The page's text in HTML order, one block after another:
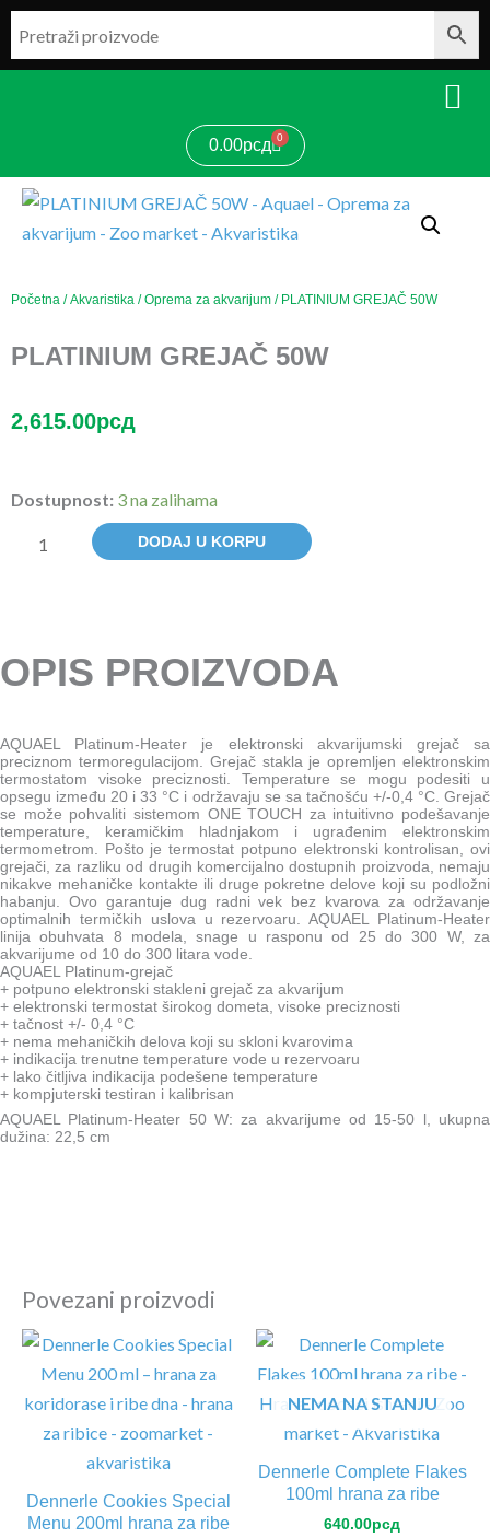
Pređi
sadržaj
0.00рсд 0
Cart
Početna /Akvaristika /Oprema za akvarijum / PLATINIUM GREJAČ 50W
PLATINIUM GREJAČ 50W
2,615.00рсд
Dostupnost: 3 na zalihama
GREJAČ
50W
DODAJ U KORPU
OPIS PROIZVODA
AQUAEL Platinum-Heater je elektronski akvarijumski grejač sa
preciznom termoregulacijom. Grejač stakla je opremljen elektronskim
termostatom visoke preciznosti. Temperature se mogu podesiti u
opsegu između 20 i 33 °C i održavaju se sa tačnošću +/-0,4 °C. Grejač
se može pohvaliti sistemom ONE TOUCH za intuitivno podešavanje
temperature, keramičkim hladnjakom i ugrađenim elektronskim
termometrom. Pošto je termostat potpuno elektronski kontrolisan, ovi
grejači, za razliku od drugih komercijalno dostupnih proizvoda, nemaju
nikakve mehaničke kontakte ili druge pokretne delove koji su podložni
habanju. Ovo garantuje dug radni vek bez kvarova za održavanje
optimalnih termičkih uslova u rezervoaru. AQUAEL Platinum-Heater
linija obuhvata 8 modela, snage u rasponu od 25 do 300 W, za
akvarijume od 10 do 300 litara vode.
AQUAEL Platinum-grejač
+ potpuno elektronski stakleni grejač za akvarijum
+ elektronski termostat širokog dometa, visoke preciznosti
+ tačnost +/- 0,4 °C
+ nema mehaničkih delova koji su skloni kvarovima
+ indikacija trenutne temperature vode u rezervoaru
+ lako čitljiva indikacija podešene temperature
+ kompjuterski testiran i kalibrisan
AQUAEL Platinum-Heater 50 W: za akvarijume od 15-50 l, ukupna
dužina: 22,5 cm
Povezani proizvodi
Dennerle Cookies Special
Menu 200ml hrana za ribe
NEMA NA STANJU
Dennerle Complete Flakes
100ml hrana za ribe
640.00рсд